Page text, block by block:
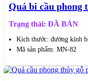
Quả bi cầu phong
Trạng thái: ĐÃ BÁN
Kích thước: đường kính
Mã sản phẩm: MN-82